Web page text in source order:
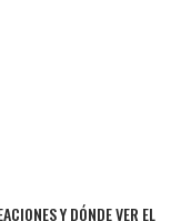
Y DÓNDE VER EL